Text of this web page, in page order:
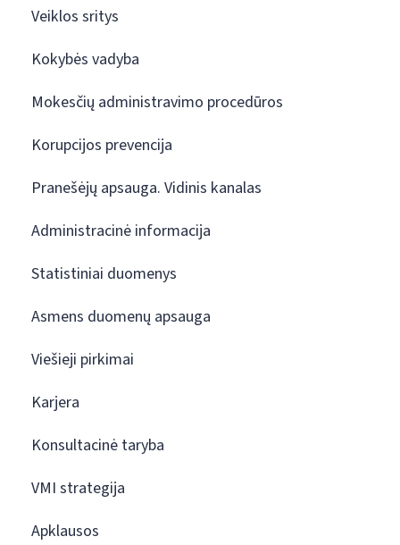
Veiklos sritys
Kokybės vadyba
Mokesčių administravimo procedūros
Korupcijos prevencija
Pranešėjų apsauga. Vidinis kanalas
Administracinė informacija
Statistiniai duomenys
Asmens duomenų apsauga
Viešieji pirkimai
Karjera
Konsultacinė taryba
VMI strategija
Apklausos